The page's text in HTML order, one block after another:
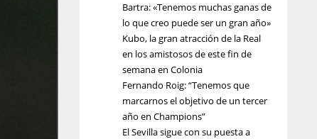
Bartra: «Tenemos muchas ganas de
lo que creo puede ser un gran año»
Kubo, la gran atracción de la Real
en los amistosos de este fin de
semana en Colonia
Fernando Roig: “Tenemos que
marcarnos el objetivo de un tercer
año en Champions”
El Sevilla sigue con su puesta a